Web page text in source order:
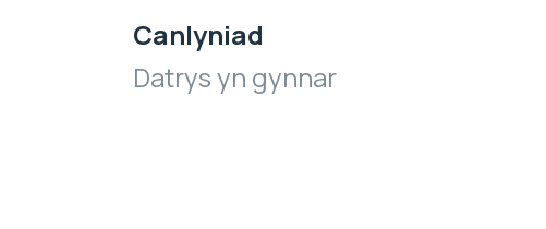
Canlyniad
Datrys yn gynnar